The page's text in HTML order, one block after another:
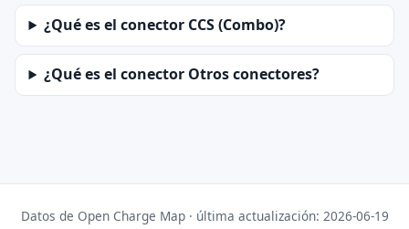
¿Qué es el conector CCS (Combo)?
¿Qué es el conector Otros conectores?
Datos de Open Charge Map · última actualización: 2026-06-19